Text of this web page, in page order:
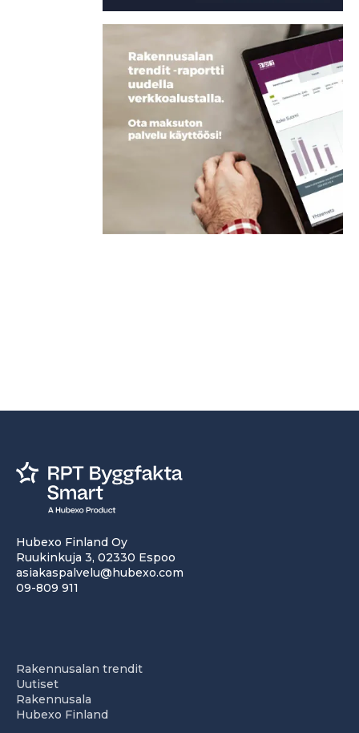
Hubexo Finland Oy
Ruukinkuja 3, 02330 Espoo
asiakaspalvelu@hubexo.com
09-809 911
Rakennusalan trendit
Uutiset
Rakennusala
Hubexo Finland